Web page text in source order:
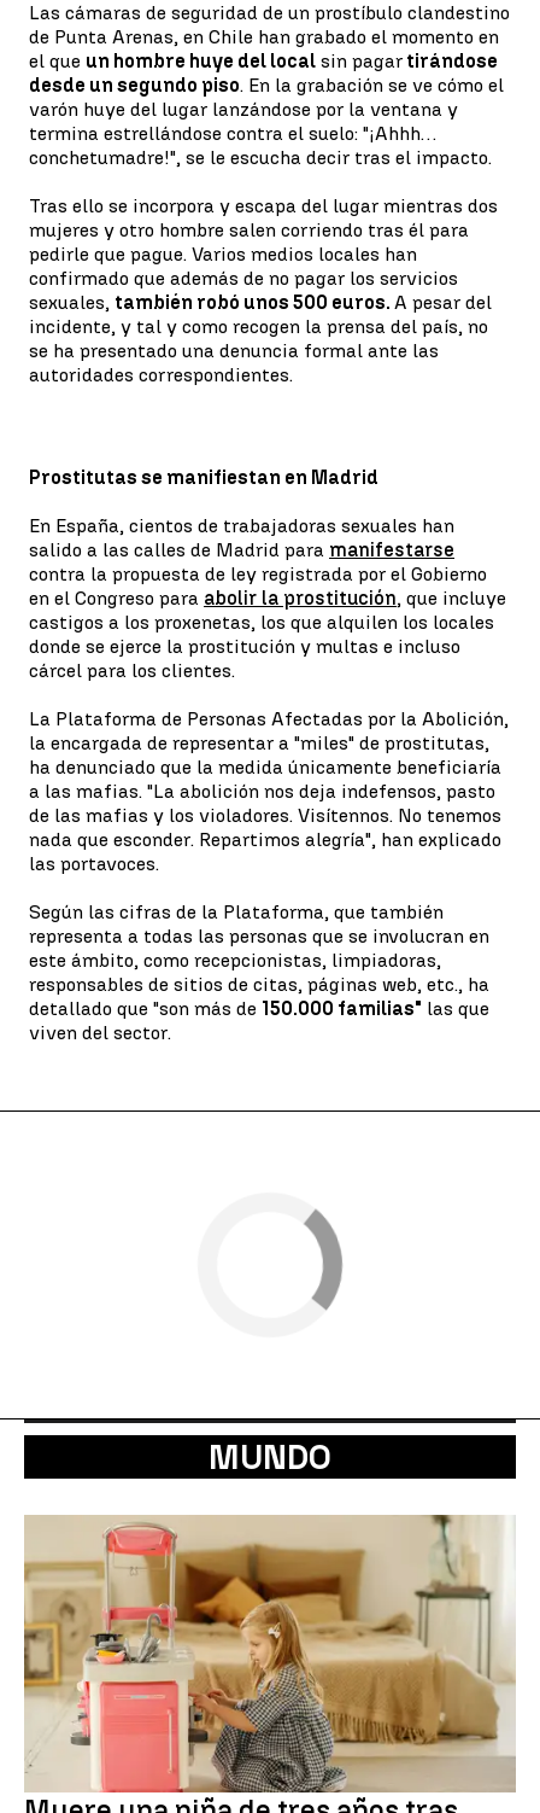
Las cámaras de seguridad de un prostíbulo clandestino
de Punta Arenas, en Chile han grabado el momento en
el que un hombre huye del local sin pagar tirándose
desde un segundo piso. En la grabación se ve cómo el
varón huye del lugar lanzándose por la ventana y
termina estrellándose contra el suelo: "¡Ahhh…
conchetumadre!", se le escucha decir tras el impacto.
Tras ello se incorpora y escapa del lugar mientras dos
mujeres y otro hombre salen corriendo tras él para
pedirle que pague. Varios medios locales han
confirmado que además de no pagar los servicios
sexuales, también robó unos 500 euros. A pesar del
incidente, y tal y como recogen la prensa del país, no
se ha presentado una denuncia formal ante las
autoridades correspondientes.
Prostitutas se manifiestan en Madrid
En España, cientos de trabajadoras sexuales han
salido a las calles de Madrid para manifestarse
contra la propuesta de ley registrada por el Gobierno
en el Congreso para abolir la prostitución, que incluye
castigos a los proxenetas, los que alquilen los locales
donde se ejerce la prostitución y multas e incluso
cárcel para los clientes.
La Plataforma de Personas Afectadas por la Abolición,
la encargada de representar a "miles" de prostitutas,
ha denunciado que la medida únicamente beneficiaría
a las mafias. "La abolición nos deja indefensos, pasto
de las mafias y los violadores. Visítennos. No tenemos
nada que esconder. Repartimos alegría", han explicado
las portavoces.
Según las cifras de la Plataforma, que también
representa a todas las personas que se involucran en
este ámbito, como recepcionistas, limpiadoras,
responsables de sitios de citas, páginas web, etc., ha
detallado que "son más de 150.000 familias" las que
viven del sector.
MUNDO